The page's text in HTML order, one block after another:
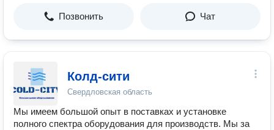
Позвонить Чат
Колд-сити
Свердловская область
Мы имеем большой опыт в поставках и установке
полного спектра оборудования для производств. Мы за